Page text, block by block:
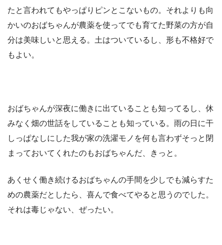
たと言われてもやっぱりピンとこないもの。それよりも向
かいのおばちゃんが農薬を使ってでも育てた野菜の方が自
分は美味しいと思える。土はついているし、形も不格好で
もよい。
おばちゃんが深夜に働きに出ていることも知ってるし、休
みなく畑の世話をしていることも知っている。雨の日に干
しっぱなしにした我が家の洗濯モノを何も言わずそっと閉
まっておいてくれたのもおばちゃんだ、きっと。
あくせく働き続けるおばちゃんの手間を少しでも減らすた
めの農薬だとしたら、喜んで食べてやると思うのでした。
それは毒じゃない、ぜったい。